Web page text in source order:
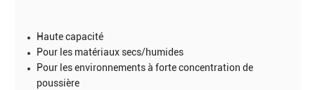
Haute capacité
Pour les matériaux secs/humides
Pour les environnements à forte concentration de
poussière